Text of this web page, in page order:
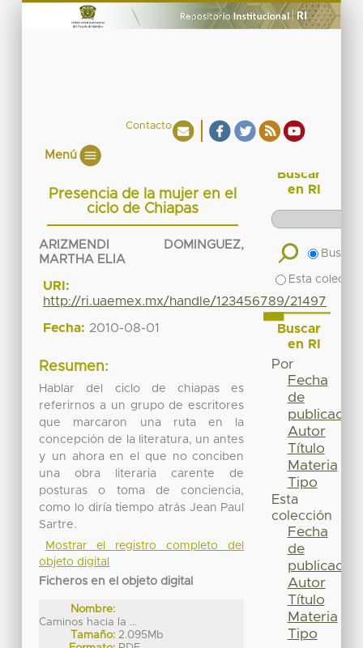
Contacto
Menú
Presencia de la mujer en el
ciclo de Chiapas
ARIZMENDI DOMINGUEZ,
MARTHA ELIA
URI:
http://ri.uaemex.mx/handle/123456789/21497
Fecha: 2010-08-01
Resumen:
Hablar del ciclo de chiapas es
referirnos a un grupo de escritores
que marcaron una ruta en la
concepción de la literatura, un antes
y un ahora en el que no conciben
una obra literaria carente de
posturas o toma de conciencia,
como lo diría tiempo atrás Jean Paul
Sartre.
Mostrar el registro completo del
objeto digital
Ficheros en el objeto digital
Nombre:
Caminos hacia la ...
Tamaño: 2.095Mb
Buscar
en RI
Buscar
Esta
Buscar
en RI
Por
Fecha
de
publicación
Autor
Título
Materia
Tipo
Esta
colección
Fecha
de
publicación
Autor
Título
Materia
Tipo